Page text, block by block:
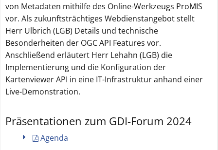
von Metadaten mithilfe des Online-Werkzeugs ProMIS
vor. Als zukunftsträchtiges Webdienstangebot stellt
Herr Ulbrich (LGB) Details und technische
Besonderheiten der OGC API Features vor.
Anschließend erläutert Herr Lehahn (LGB) die
Implementierung und die Konfiguration der
Kartenviewer API in eine IT-Infrastruktur anhand einer
Live-Demonstration.
Präsentationen zum GDI-Forum 2024
Agenda